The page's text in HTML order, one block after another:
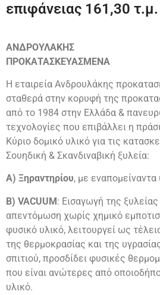
επιφάνειας 161,30 τ.μ.
ΑΝΔΡΟΥΛΑΚΗΣ
ΠΡΟΚΑΤΑΣΚΕΥΑΣΜΕΝΑ
Η εταιρεία Ανδρουλάκης
σταθερά στην κορυφή της
από το 1984 στην Ελλάδα &
τεχνολογίες που επιβάλλει η
Κύριο δομικό υλικό για τις
Σουηδική & Σκανδιναβική ξυλεία:
Α) Ξηραντηρίου, με εναπομείναντα
Β) VACUUM: Εισαγωγή της
απεντόμωση χωρίς χημικό
φυσικό υλικό, λειτουργεί ως
της θερμοκρασίας και της
σπιτιού, προσδίδει φυσικές
που είναι ανώτερες από
υλικό.